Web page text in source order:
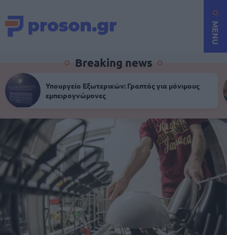
MENU
Breaking news
Υπουργείο Εξωτερικών: Γραπτός για μόνιμους
εμπειρογνώμονες